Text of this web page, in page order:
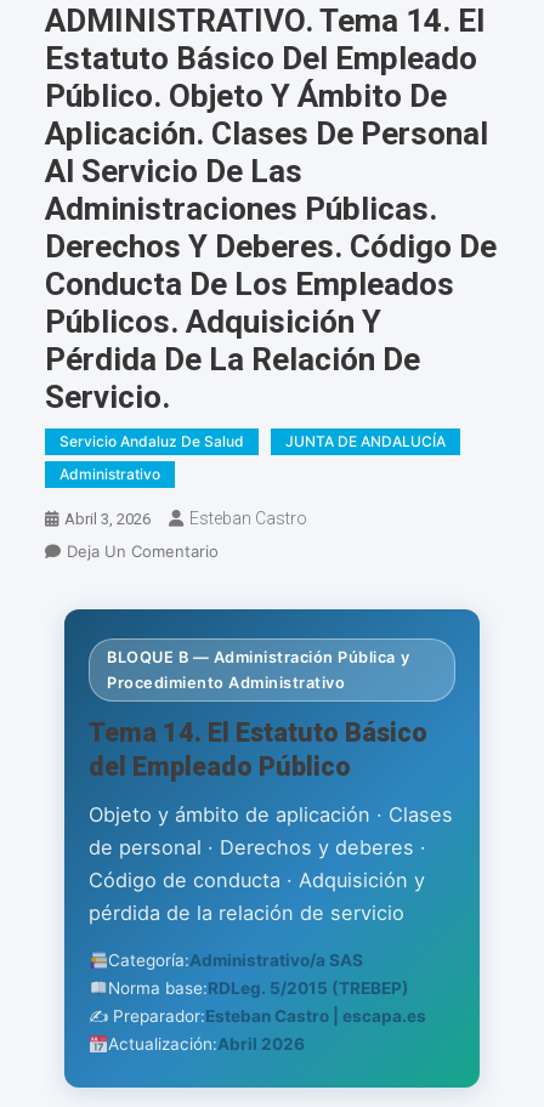
ADMINISTRATIVO. Tema 14. El
Estatuto Básico Del Empleado
Público. Objeto Y Ámbito De
Aplicación. Clases De Personal
Al Servicio De Las
Administraciones Públicas.
Derechos Y Deberes. Código De
Conducta De Los Empleados
Públicos. Adquisición Y
Pérdida De La Relación De
Servicio.
Servicio Andaluz De Salud
JUNTA DE ANDALUCÍA
Administrativo
Abril 3, 2026
Esteban Castro
Deja Un Comentario
El
Estatuto
Del
Empleado
Objeto
Y
Ámbito
Aplicación.
Clases
Personal
Servicio
De
BLOQUE B — Administración Pública y
Procedimiento Administrativo
Tema 14. El Estatuto Básico
del Empleado Público
Objeto y ámbito de aplicación · Clases
de personal · Derechos y deberes ·
Código de conducta · Adquisición y
pérdida de la relación de servicio
Categoría:Administrativo/a SAS
Norma base:RDLeg. 5/2015 (TREBEP)
✍️ Preparador:Esteban Castro | escapa.es
Actualización:Abril 2026